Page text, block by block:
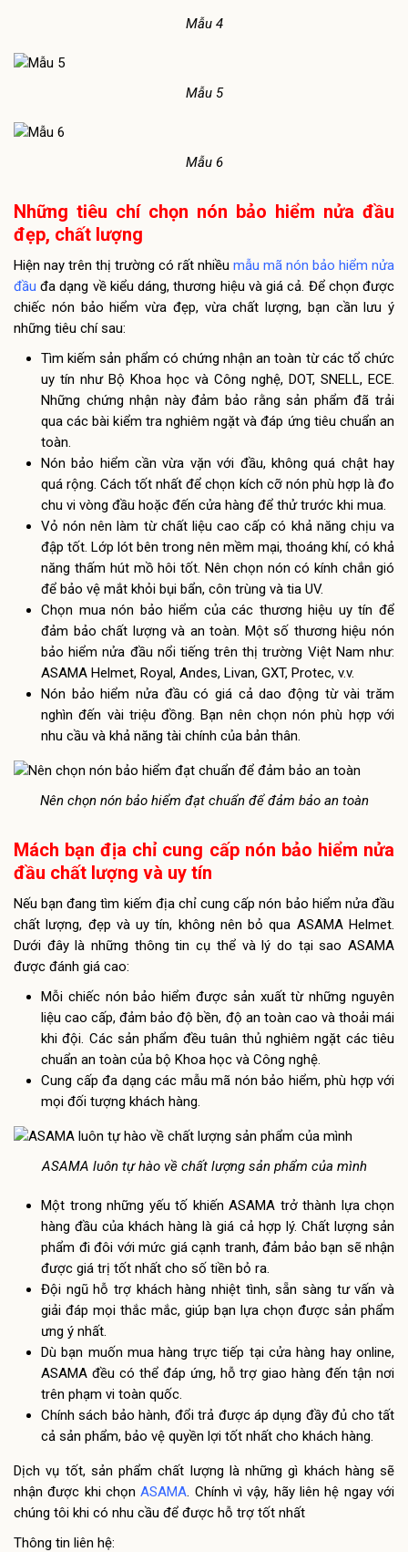
Mẫu 4
Mẫu 5
Mẫu 6
Những tiêu chí chọn nón bảo hiểm nửa đầu
đẹp, chất lượng
Hiện nay trên thị trường có rất nhiều mẫu mã nón bảo hiểm nửa
đầu đa dạng về kiểu dáng, thương hiệu và giá cả. Để chọn được
chiếc nón bảo hiểm vừa đẹp, vừa chất lượng, bạn cần lưu ý
những tiêu chí sau:
Tìm kiếm sản phẩm có chứng nhận an toàn từ các tổ chức
uy tín như Bộ Khoa học và Công nghệ, DOT, SNELL, ECE.
Những chứng nhận này đảm bảo rằng sản phẩm đã trải
qua các bài kiểm tra nghiêm ngặt và đáp ứng tiêu chuẩn an
toàn.
Nón bảo hiểm cần vừa vặn với đầu, không quá chật hay
quá rộng. Cách tốt nhất để chọn kích cỡ nón phù hợp là đo
chu vi vòng đầu hoặc đến cửa hàng để thử trước khi mua.
Vỏ nón nên làm từ chất liệu cao cấp có khả năng chịu va
đập tốt. Lớp lót bên trong nên mềm mại, thoáng khí, có khả
năng thấm hút mồ hôi tốt. Nên chọn nón có kính chắn gió
để bảo vệ mắt khỏi bụi bẩn, côn trùng và tia UV.
Chọn mua nón bảo hiểm của các thương hiệu uy tín để
đảm bảo chất lượng và an toàn. Một số thương hiệu nón
bảo hiểm nửa đầu nổi tiếng trên thị trường Việt Nam như:
ASAMA Helmet, Royal, Andes, Livan, GXT, Protec, v.v.
Nón bảo hiểm nửa đầu có giá cả dao động từ vài trăm
nghìn đến vài triệu đồng. Bạn nên chọn nón phù hợp với
nhu cầu và khả năng tài chính của bản thân.
Nên chọn nón bảo hiểm đạt chuẩn để đảm bảo an toàn
Mách bạn địa chỉ cung cấp nón bảo hiểm nửa
đầu chất lượng và uy tín
Nếu bạn đang tìm kiếm địa chỉ cung cấp nón bảo hiểm nửa đầu
chất lượng, đẹp và uy tín, không nên bỏ qua ASAMA Helmet.
Dưới đây là những thông tin cụ thể và lý do tại sao ASAMA
được đánh giá cao:
Mỗi chiếc nón bảo hiểm được sản xuất từ những nguyên
liệu cao cấp, đảm bảo độ bền, độ an toàn cao và thoải mái
khi đội. Các sản phẩm đều tuân thủ nghiêm ngặt các tiêu
chuẩn an toàn của bộ Khoa học và Công nghệ.
Cung cấp đa dạng các mẫu mã nón bảo hiểm, phù hợp với
mọi đối tượng khách hàng.
ASAMA luôn tự hào về chất lượng sản phẩm của mình
Một trong những yếu tố khiến ASAMA trở thành lựa chọn
hàng đầu của khách hàng là giá cả hợp lý. Chất lượng sản
phẩm đi đôi với mức giá cạnh tranh, đảm bảo bạn sẽ nhận
được giá trị tốt nhất cho số tiền bỏ ra.
Đội ngũ hỗ trợ khách hàng nhiệt tình, sẵn sàng tư vấn và
giải đáp mọi thắc mắc, giúp bạn lựa chọn được sản phẩm
ưng ý nhất.
Dù bạn muốn mua hàng trực tiếp tại cửa hàng hay online,
ASAMA đều có thể đáp ứng, hỗ trợ giao hàng đến tận nơi
trên phạm vi toàn quốc.
Chính sách bảo hành, đổi trả được áp dụng đầy đủ cho tất
cả sản phẩm, bảo vệ quyền lợi tốt nhất cho khách hàng.
Dịch vụ tốt, sản phẩm chất lượng là những gì khách hàng sẽ
nhận được khi chọnASAMA. Chính vì vậy, hãy liên hệ ngay với
chúng tôi khi có nhu cầu để được hỗ trợ tốt nhất
Thông tin liên hệ: